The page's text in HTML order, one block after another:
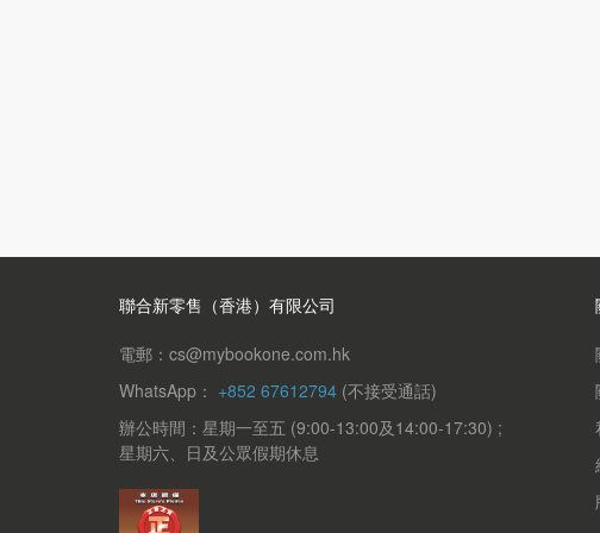
聯合新零售（香港）有限公司
電郵：cs@mybookone.com.hk
WhatsApp： +852 67612794 (不接受通話)
辦公時間：星期一至五 (9:00-13:00及14:00-17:30) ;
星期六、日及公眾假期休息